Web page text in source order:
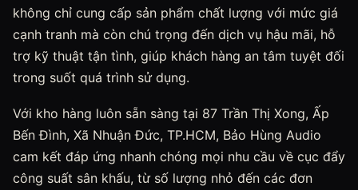
không chỉ cung cấp sản phẩm chất lượng với mức giá
cạnh tranh mà còn chú trọng đến dịch vụ hậu mãi, hỗ
trợ kỹ thuật tận tình, giúp khách hàng an tâm tuyệt đối
trong suốt quá trình sử dụng.
Với kho hàng luôn sẵn sàng tại 87 Trần Thị Xong, Ấp
Bến Đình, Xã Nhuận Đức, TP.HCM, Bảo Hùng Audio
cam kết đáp ứng nhanh chóng mọi nhu cầu về cục đẩy
công suất sân khấu, từ số lượng nhỏ đến các đơn